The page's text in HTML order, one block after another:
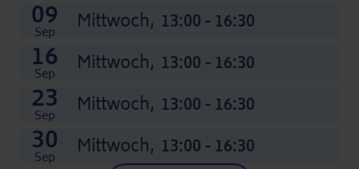
09
Sep Mittwoch, 13:00 - 16:30
16
Sep Mittwoch, 13:00 - 16:30
23
Sep Mittwoch, 13:00 - 16:30
30
Sep Mittwoch, 13:00 - 16:30